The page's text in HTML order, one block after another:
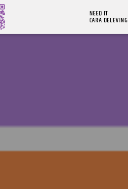
NEED IT
CARA